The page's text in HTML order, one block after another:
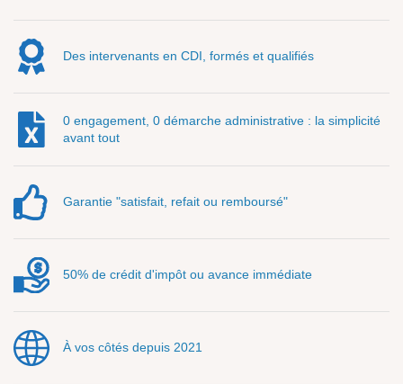
Des intervenants en CDI, formés et qualifiés
0 engagement, 0 démarche administrative : la simplicité
avant tout
Garantie "satisfait, refait ou remboursé"
50% de crédit d'impôt ou avance immédiate
À vos côtés depuis 2021